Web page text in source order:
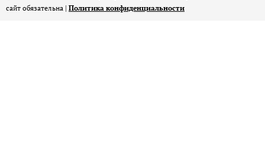
сайт обязательна | Политика конфиденциальности